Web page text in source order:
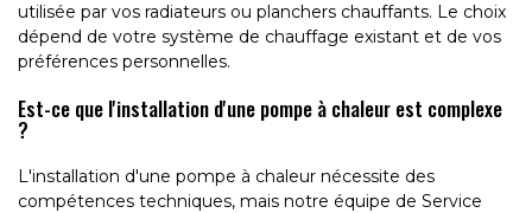
utilisée par vos radiateurs ou planchers chauffants. Le choix
dépend de votre système de chauffage existant et de vos
préférences personnelles.
Est-ce que l'installation d'une pompe à chaleur est complexe
?
L'installation d'une pompe à chaleur nécessite des
compétences techniques, mais notre équipe de Service